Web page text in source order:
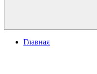
Главная